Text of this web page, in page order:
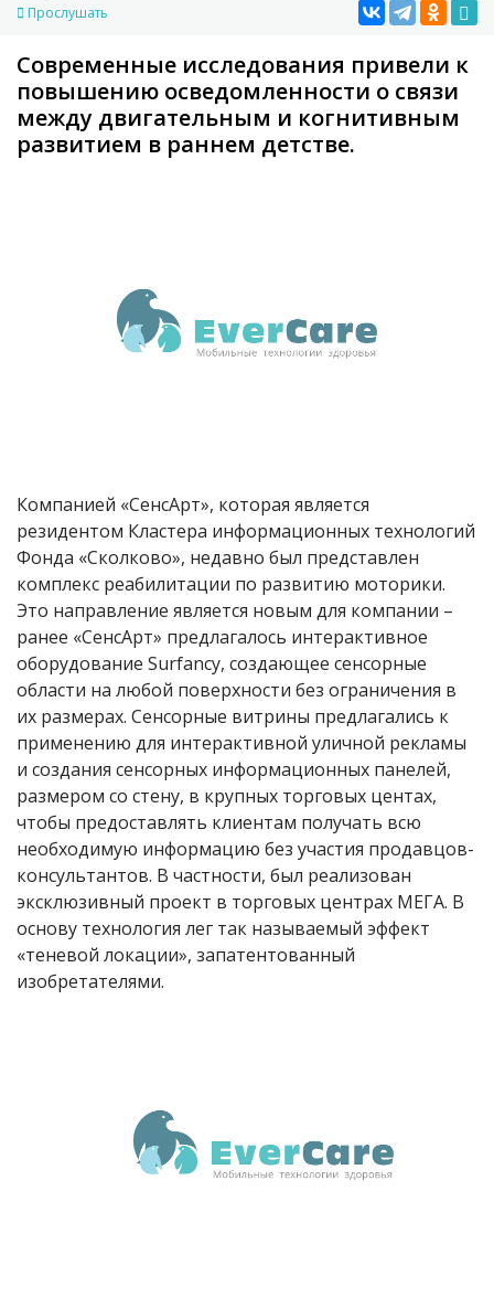
Прослушать
Современные исследования привели к
повышению осведомленности о связи
между двигательным и когнитивным
развитием в раннем детстве.
Компанией «СенсАрт», которая является
резидентом Кластера информационных технологий
Фонда «Сколково», недавно был представлен
комплекс реабилитации по развитию моторики.
Это направление является новым для компании –
ранее «СенсАрт» предлагалось интерактивное
оборудование Surfancy, создающее сенсорные
области на любой поверхности без ограничения в
их размерах. Сенсорные витрины предлагались к
применению для интерактивной уличной рекламы
и создания сенсорных информационных панелей,
размером со стену, в крупных торговых центах,
чтобы предоставлять клиентам получать всю
необходимую информацию без участия продавцов-
консультантов. В частности, был реализован
эксклюзивный проект в торговых центрах МЕГА. В
основу технология лег так называемый эффект
«теневой локации», запатентованный
изобретателями.